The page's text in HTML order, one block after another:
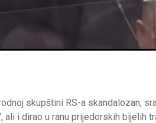
skupštini RS-a skandalozan,
i dirao u ranu prijedorskih bijelih